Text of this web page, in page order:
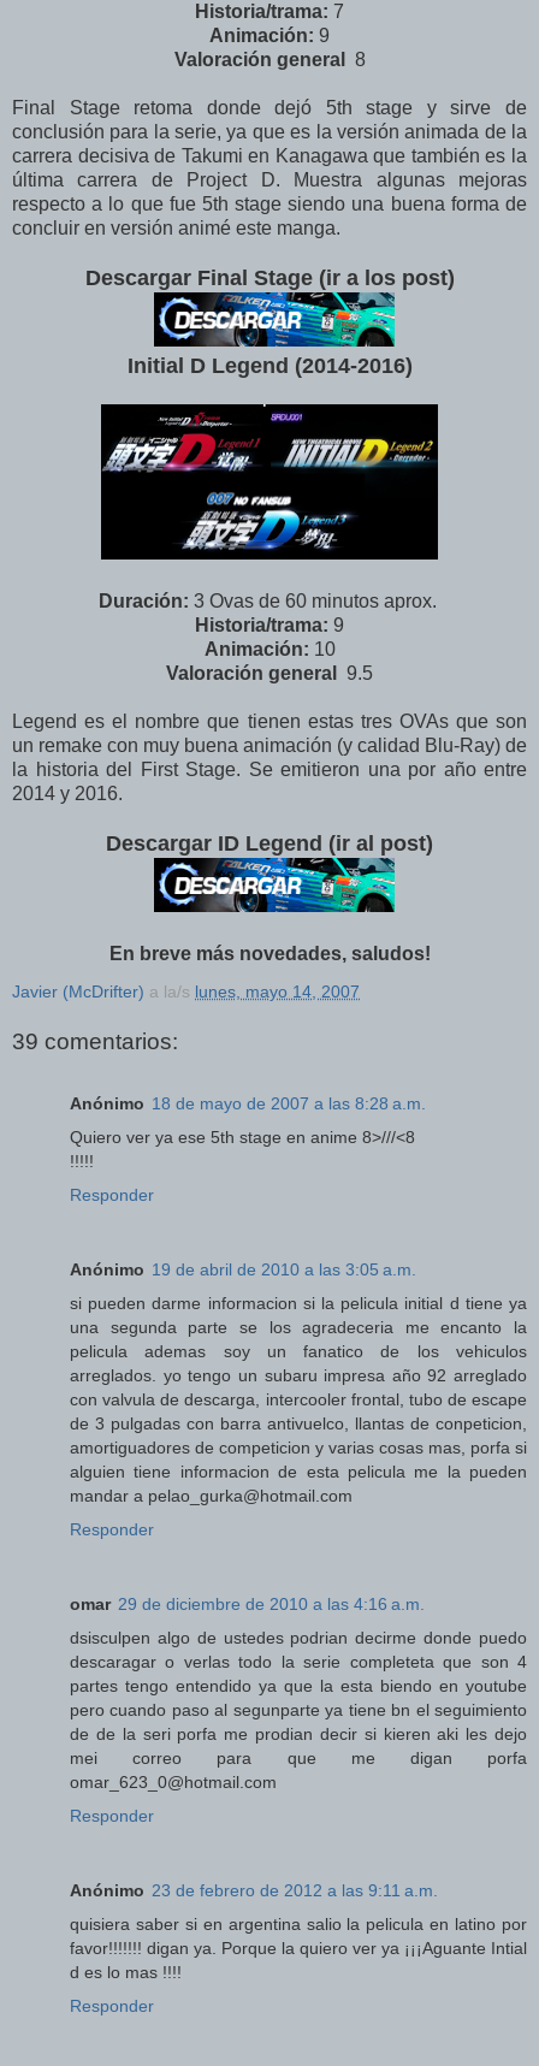
Historia/trama: 7
Animación: 9
Valoración general 8
Final Stage retoma donde dejó 5th stage y sirve de
conclusión para la serie, ya que es la versión animada de la
carrera decisiva de Takumi en Kanagawa que también es la
última carrera de Project D. Muestra algunas mejoras
respecto a lo que fue 5th stage siendo una buena forma de
concluir en versión animé este manga.
Descargar Final Stage (ir a los post)
Initial D Legend (2014-2016)
Duración: 3 Ovas de 60 minutos aprox.
Historia/trama: 9
Animación: 10
Valoración general 9.5
Legend es el nombre que tienen estas tres OVAs que son
un remake con muy buena animación (y calidad Blu-Ray) de
la historia del First Stage. Se emitieron una por año entre
2014 y 2016.
Descargar ID Legend (ir al post)
En breve más novedades, saludos!
Javier (McDrifter) a la/s lunes, mayo 14, 2007
39 comentarios:
Anónimo 18 de mayo de 2007 a las 8:28 a.m.
Quiero ver ya ese 5th stage en anime 8>///<8
!!!!!
Responder
Anónimo 19 de abril de 2010 a las 3:05 a.m.
si pueden darme informacion si la pelicula initial d tiene ya
una segunda parte se los agradeceria me encanto la
pelicula ademas soy un fanatico de los vehiculos
arreglados. yo tengo un subaru impresa año 92 arreglado
con valvula de descarga, intercooler frontal, tubo de escape
de 3 pulgadas con barra antivuelco, llantas de conpeticion,
amortiguadores de competicion y varias cosas mas, porfa si
alguien tiene informacion de esta pelicula me la pueden
mandar a pelao_gurka@hotmail.com
Responder
omar 29 de diciembre de 2010 a las 4:16 a.m.
dsisculpen algo de ustedes podrian decirme donde puedo
descaragar o verlas todo la serie completeta que son 4
partes tengo entendido ya que la esta biendo en youtube
pero cuando paso al segunparte ya tiene bn el seguimiento
de de la seri porfa me prodian decir si kieren aki les dejo
mei correo para que me digan porfa
omar_623_0@hotmail.com
Responder
Anónimo 23 de febrero de 2012 a las 9:11 a.m.
quisiera saber si en argentina salio la pelicula en latino por
favor!!!!!!! digan ya. Porque la quiero ver ya ¡¡¡Aguante Intial
d es lo mas !!!!
Responder